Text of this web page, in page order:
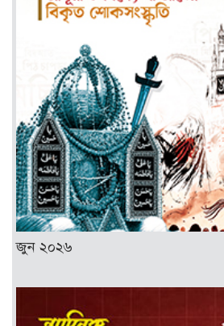
জুন ২০২৬